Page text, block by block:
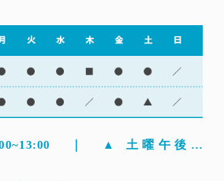
｜ ▲ 土曜午後…